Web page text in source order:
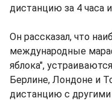
дистанцию за 4 часа
Он рассказал, что
международные
яблока",
Берлине, Лондоне и
дистанцию с другими